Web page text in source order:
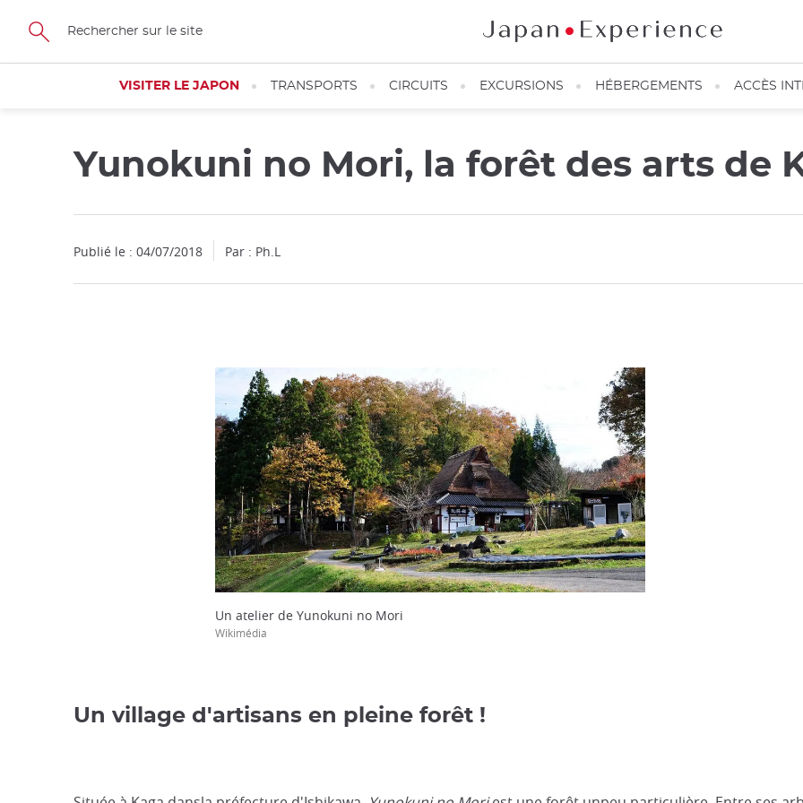
Skip
main
VISITER LE JAPON TRANSPORTS CIRCUITS EXCURSIONS HÉBERGEMENTS ACCÈS
Yunokuni no Mori, la forêt des arts de
Publié le : 04/07/2018 Par : Ph.L
Un atelier de Yunokuni no Mori
Wikimédia
Un village d'artisans en pleine forêt !